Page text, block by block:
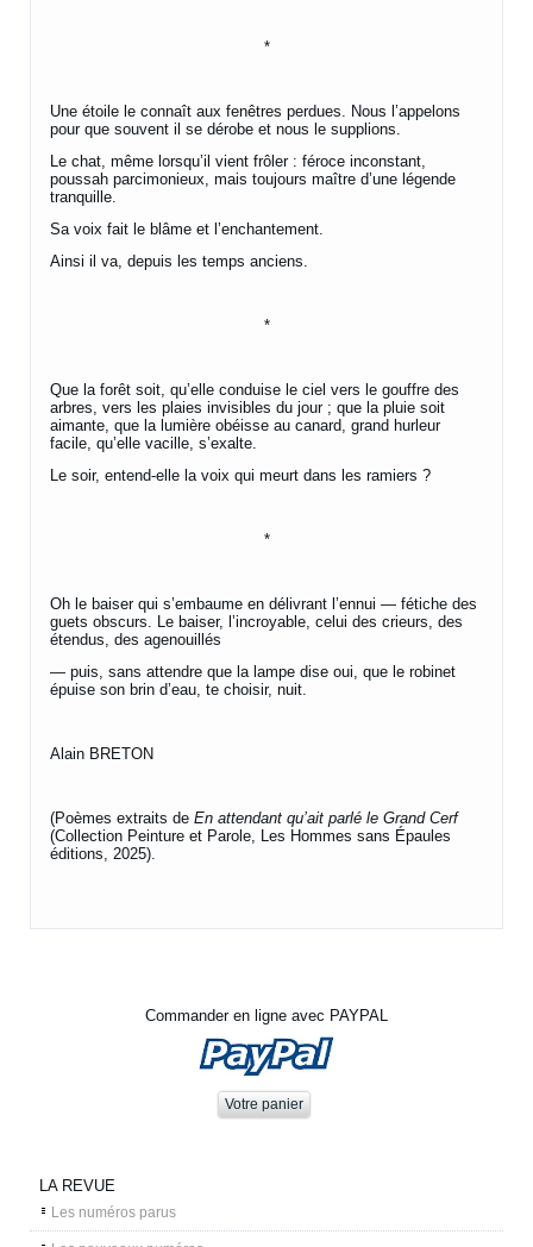
*
Une étoile le connaît aux fenêtres perdues. Nous l’appelons
pour que souvent il se dérobe et nous le supplions.
Le chat, même lorsqu’il vient frôler : féroce inconstant,
poussah parcimonieux, mais toujours maître d’une légende
tranquille.
Sa voix fait le blâme et l’enchantement.
Ainsi il va, depuis les temps anciens.
*
Que la forêt soit, qu’elle conduise le ciel vers le gouffre des
arbres, vers les plaies invisibles du jour ; que la pluie soit
aimante, que la lumière obéisse au canard, grand hurleur
facile, qu’elle vacille, s’exalte.
Le soir, entend-elle la voix qui meurt dans les ramiers ?
*
Oh le baiser qui s’embaume en délivrant l’ennui — fétiche des
guets obscurs. Le baiser, l’incroyable, celui des crieurs, des
étendus, des agenouillés
— puis, sans attendre que la lampe dise oui, que le robinet
épuise son brin d’eau, te choisir, nuit.
Alain BRETON
(Poèmes extraits deEn attendant qu’ait parlé le Grand Cerf
(Collection Peinture et Parole, Les Hommes sans Épaules
éditions, 2025).
Commander en ligne avec PAYPAL
LA REVUE
Les numéros parus